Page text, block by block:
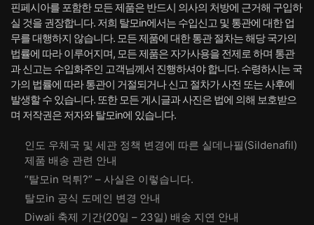
핀페시아를 포함한 모든 제품은 반드시 의사의 처방에 근거해 구입하
실 것을 권장합니다. 저희 탈모in에서는 수입신고 및 통관에 대한 업
무를 대행하지 않습니다. 모든 제품에 대한 통관 절차는 해당 국가의
법률에 따라 이루어지며, 모든 제품은 자가사용을 전제로 하며 통관
과 신고는 수입화주인 고객님께서 진행하셔야 합니다. 수령하시는 국
가의 법률에 따라 통관이 거절되거나 신고 절차가 사전 또는 사후에
발생할 수 있습니다. 또한 모든 게시글과 사진은 법에 의해 보호받으
며 저작권은 저자와 탈모in에 있습니다.
인도 우체국 및 세관 정책 변경에 따른 실데나필(Sildenafil)
제품 배송 관련 안내
“탈모in 먹튀?” – 사실은 이렇습니다.
탈모in 공식 도메인 변경 안내
Diwali 축제 기간(20일 – 23일) 배송 지연 안내